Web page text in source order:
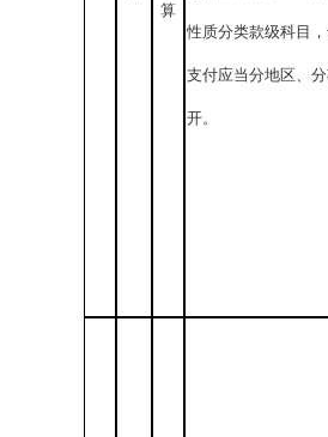
算
性质分类款级科目
支付应当分地区、
开。